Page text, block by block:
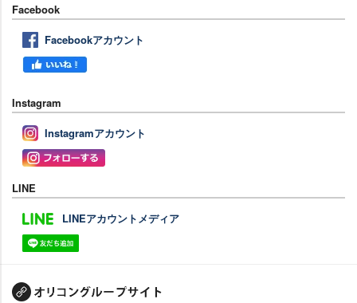
Facebook
Facebookアカウント
Instagram
Instagramアカウント
LINE
LINEアカウントメディア